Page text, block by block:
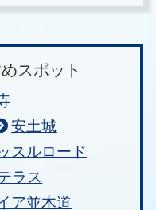
スポット
安土城
スルロード
ラス
ア並木道